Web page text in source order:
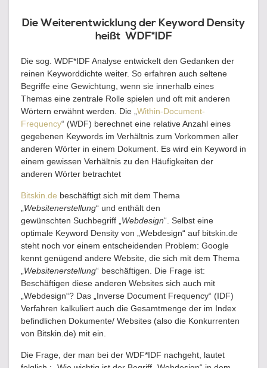
Die Weiterentwicklung der Keyword Density
heißt WDF*IDF
Die sog. WDF*IDF Analyse entwickelt den Gedanken der
reinen Keyworddichte weiter. So erfahren auch seltene
Begriffe eine Gewichtung, wenn sie innerhalb eines
Themas eine zentrale Rolle spielen und oft mit anderen
Wörtern erwähnt werden. Die „ Within-Document-
Frequency“ (WDF) berechnet eine relative Anzahl eines
gegebenen Keywords im Verhältnis zum Vorkommen aller
anderen Wörter in einem Dokument. Es wird ein Keyword in
einem gewissen Verhältnis zu den Häufigkeiten der
anderen Wörter betrachtet
Bitskin.de beschäftigt sich mit dem Thema
Websitenerstellung“ und enthält den
gewünschten Suchbegriff „ Webdesign“. Selbst eine
optimale Keyword Density von „Webdesign“ auf bitskin.de
steht noch vor einem entscheidenden Problem: Google
kennt genügend andere Website, die sich mit dem Thema
Websitenerstellung“ beschäftigen. Die Frage ist:
Beschäftigen diese anderen Websites sich auch mit
„Webdesign“? Das „Inverse Document Frequency“ (IDF)
Verfahren kalkuliert auch die Gesamtmenge der im Index
befindlichen Dokumente/ Websites (also die Konkurrenten
von Bitskin.de) mit ein.
Die Frage, der man bei der WDF*IDF nachgeht, lautet